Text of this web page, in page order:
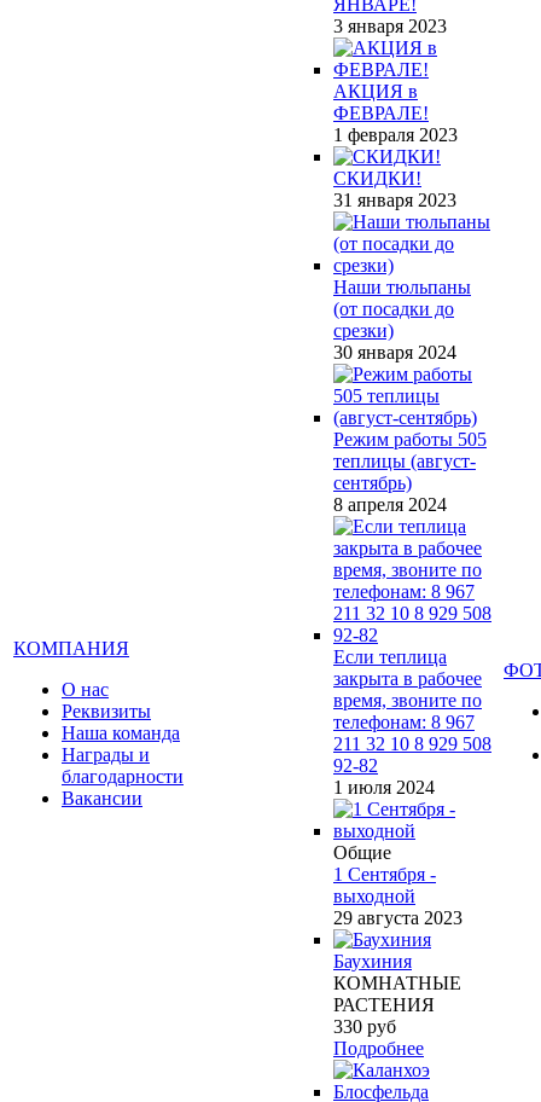
КОМПАНИЯ
О нас
Реквизиты
Наша команда
Награды и
благодарности
Вакансии
ЯНВАРЕ!
3 января 2023
АКЦИЯ в
ФЕВРАЛЕ!
1 февраля 2023
СКИДКИ!
31 января 2023
Наши тюльпаны
(от посадки до
срезки)
30 января 2024
Режим работы 505
теплицы (август-
сентябрь)
8 апреля 2024
Если теплица
закрыта в рабочее
время, звоните по
телефонам: 8 967
211 32 10 8 929 508
92-82
1 июля 2024
Общие
1 Сентября -
выходной
29 августа 2023
Баухиния
КОМНАТНЫЕ
РАСТЕНИЯ
330 руб
Подробнее